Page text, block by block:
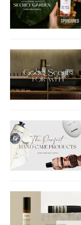
SPONSORED